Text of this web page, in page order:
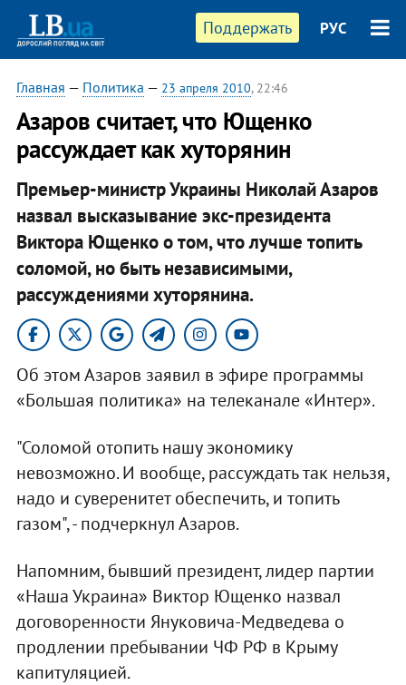
Поддержать РУС
Главная — Политика — 23 апреля 2010, 22:46
Азаров считает, что Ющенко
рассуждает как хуторянин
Премьер-министр Украины Николай Азаров
назвал высказывание экс-президента
Виктора Ющенко о том, что лучше топить
соломой, но быть независимыми,
рассуждениями хуторянина.
Об этом Азаров заявил в эфире программы
«Большая политика» на телеканале «Интер».
"Соломой отопить нашу экономику
невозможно. И вообще, рассуждать так нельзя,
надо и суверенитет обеспечить, и топить
газом", - подчеркнул Азаров.
Напомним, бывший президент, лидер партии
«Наша Украина» Виктор Ющенко назвал
договоренности Януковича-Медведева о
продлении пребывании ЧФ РФ в Крыму
капитуляцией.